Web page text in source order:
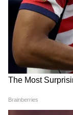
अगर आपको
फ्लावर भी
ऑप्शन रहेगा।
फूल काफी
रखें और मिट्टी